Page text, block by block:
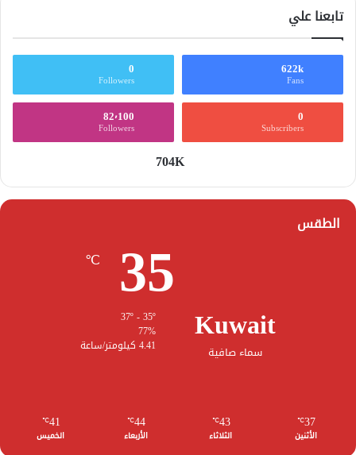
تابعنا علي
622k
Fans
0
Followers
0
Subscribers
82٬100
Followers
704K
الطقس
Kuwait
سماء صافية
35
℃
77%
4.41 كيلومتر/ساعة
37
℃
الأثنين
43
℃
الثلاثاء
44
℃
الأربعاء
41
℃
الخميس